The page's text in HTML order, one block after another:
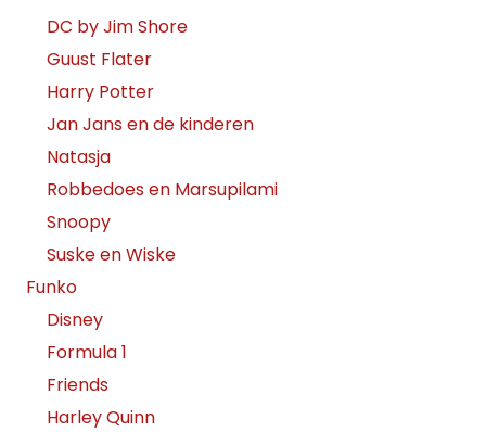
DC by Jim Shore
Guust Flater
Harry Potter
Jan Jans en de kinderen
Natasja
Robbedoes en Marsupilami
Snoopy
Suske en Wiske
Funko
Disney
Formula 1
Friends
Harley Quinn